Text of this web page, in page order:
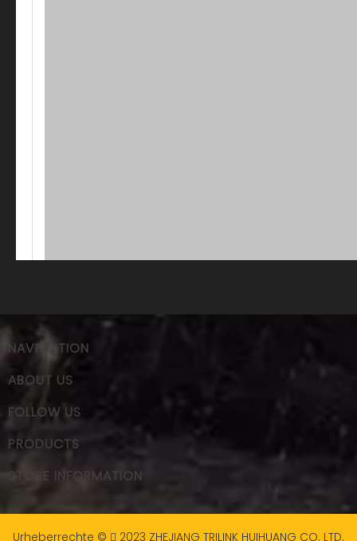
NAVIGATION
ABOUT US
FOLLOW US
PRODUCTS
STORE INFORMATION
Urheberrechte ©  2023 ZHEJIANG TRILINK HUIHUANG CO. LTD.